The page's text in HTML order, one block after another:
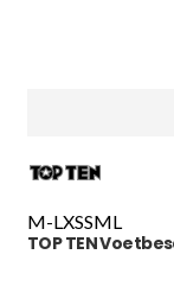
M-L XSSML
TOP TEN